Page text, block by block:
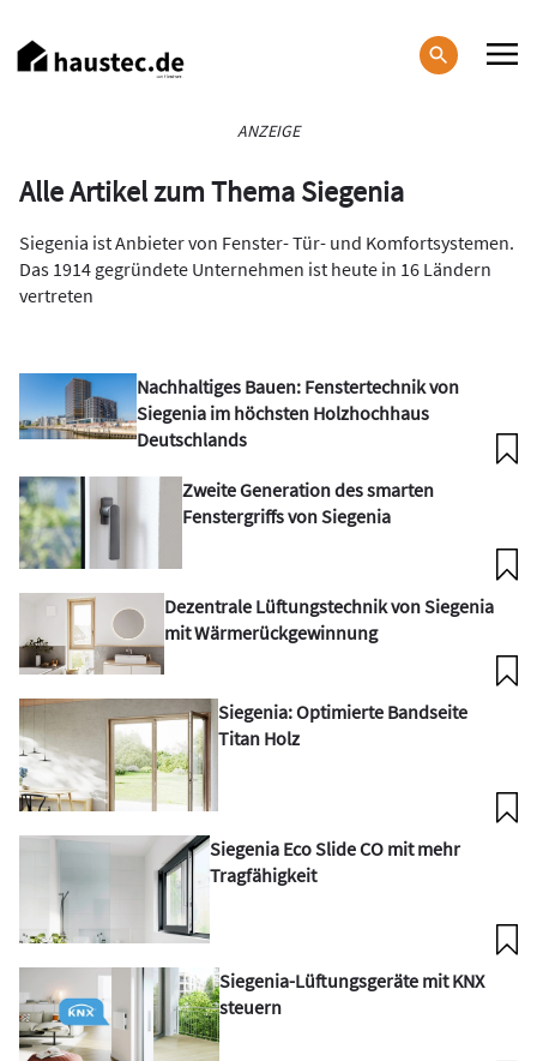
zum
Inhalt
ANZEIGE
Alle Artikel zum Thema Siegenia
Siegenia ist Anbieter von Fenster- Tür- und Komfortsystemen.
Das 1914 gegründete Unternehmen ist heute in 16 Ländern
vertreten
Nachhaltiges Bauen: Fenstertechnik von
Siegenia im höchsten Holzhochhaus
Deutschlands
Zweite Generation des smarten
Fenstergriffs von Siegenia
Dezentrale Lüftungstechnik von Siegenia
mit Wärmerückgewinnung
Siegenia: Optimierte Bandseite
Titan Holz
Siegenia Eco Slide CO mit mehr
Tragfähigkeit
Siegenia-Lüftungsgeräte mit KNX
steuern